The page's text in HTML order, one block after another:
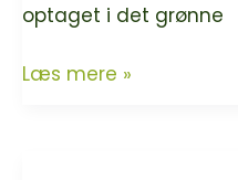
optaget i det grønne
Thise
Læs mere »